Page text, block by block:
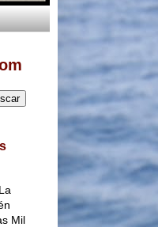
Mil